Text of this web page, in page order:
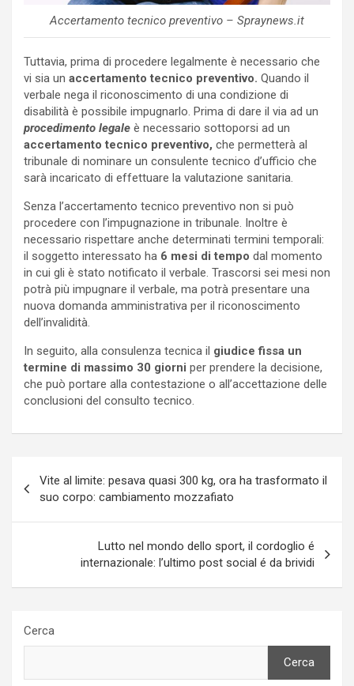
Accertamento tecnico preventivo – Spraynews.it
Tuttavia, prima di procedere legalmente è necessario che
vi sia un accertamento tecnico preventivo. Quando il
verbale nega il riconoscimento di una condizione di
disabilità è possibile impugnarlo. Prima di dare il via ad un
procedimento legale è necessario sottoporsi ad un
accertamento tecnico preventivo, che permetterà al
tribunale di nominare un consulente tecnico d’ufficio che
sarà incaricato di effettuare la valutazione sanitaria.
Senza l’accertamento tecnico preventivo non si può
procedere con l’impugnazione in tribunale. Inoltre è
necessario rispettare anche determinati termini temporali:
il soggetto interessato ha 6 mesi di tempo dal momento
in cui gli è stato notificato il verbale. Trascorsi sei mesi non
potrà più impugnare il verbale, ma potrà presentare una
nuova domanda amministrativa per il riconoscimento
dell’invalidità.
In seguito, alla consulenza tecnica il giudice fissa un
termine di massimo 30 giorni per prendere la decisione,
che può portare alla contestazione o all’accettazione delle
conclusioni del consulto tecnico.
articoli
Vite al limite: pesava quasi 300 kg, ora ha trasformato il
suo corpo: cambiamento mozzafiato
Lutto nel mondo dello sport, il cordoglio é
internazionale: l’ultimo post social é da brividi
Cerca
Cerca